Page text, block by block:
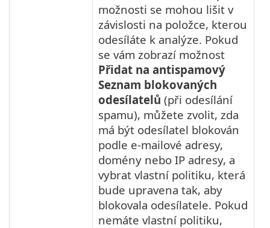
možnosti se mohou lišit v
závislosti na položce, kterou
odesíláte k analýze. Pokud
se vám zobrazí možnost
Přidat na antispamový
Seznam blokovaných
odesílatelů (při odesílání
spamu), můžete zvolit, zda
má být odesílatel blokován
podle e-mailové adresy,
domény nebo IP adresy, a
vybrat vlastní politiku, která
bude upravena tak, aby
blokovala odesílatele. Pokud
nemáte vlastní politiku,